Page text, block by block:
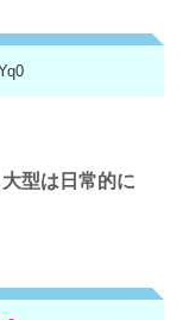
型は日常的に